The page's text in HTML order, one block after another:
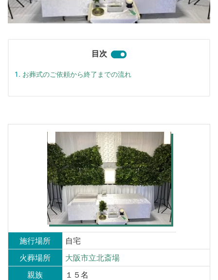
目次
お葬式のご依頼から終了までの流れ
施行場所
自宅
火葬場所
大阪市立北斎場
親族
１５名